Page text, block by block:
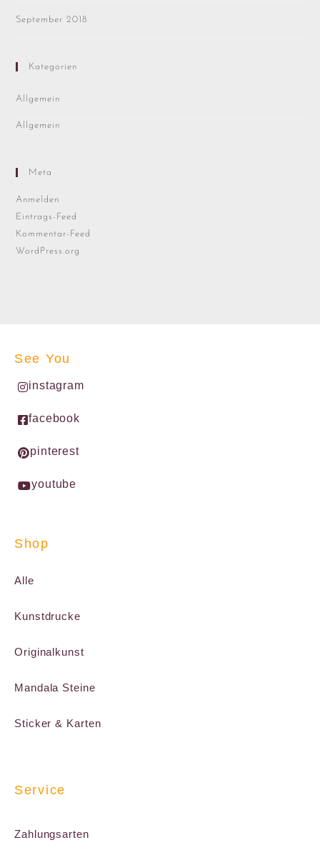
September 2018
Kategorien
Allgemein
Allgemein
Meta
Anmelden
Eintrags-Feed
Kommentar-Feed
WordPress.org
See You
instagram
facebook
pinterest
youtube
Shop
Alle
Kunstdrucke
Originalkunst
Mandala Steine
Sticker & Karten
Service
Zahlungsarten